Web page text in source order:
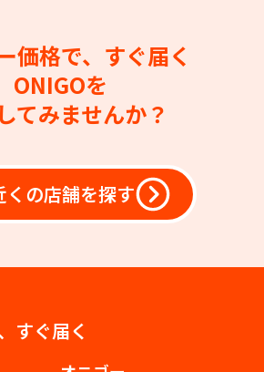
価格で、すぐ届く
ONIGOを
てみませんか？
くの店舗を探す
すぐ届く